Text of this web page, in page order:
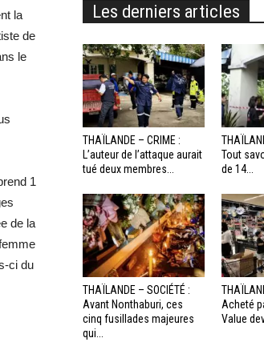
la
de
le
1
de la
ci du
Les derniers articles
THAÏLANDE – CRIME :
L’auteur de l’attaque aurait
tué deux membres...
Tout
de 14...
THAÏLANDE – SOCIÉTÉ :
Avant Nonthaburi, ces
cinq fusillades majeures
qui...
Acheté
Value